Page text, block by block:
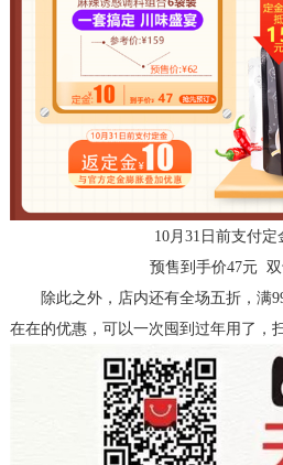
10月31日前支付定
预售到 手价47元
除此之外，店内还有全场五折， 满
在在的优惠，可以一次囤到过年用了，